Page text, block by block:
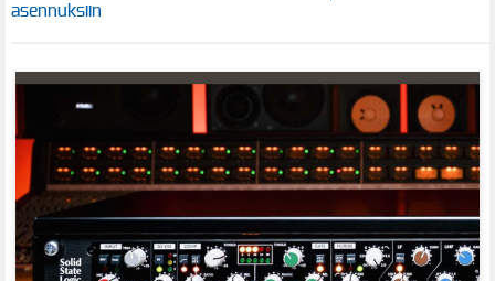
asennuksiin